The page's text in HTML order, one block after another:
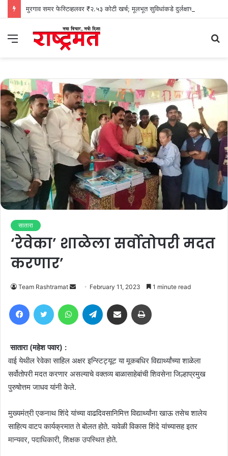
Menu
सातारा
‘रेवेका’ शाळेला सर्वोतोपरी मदत
करणार’
Team Rashtramat
Send
email
February 11, 2023 1 minute read
FacebookTwitter WhatsAppTelegram Share via Email
सातारा (महेश पवार) :
वाई येथील रेवेका साहिल अक्षर इन्स्टिट्यूट या मूकबधिर विद्यार्थ्यांच्या शाळेला
सर्वोतोपरी मदत करणार असल्याचे वक्तव्य बाळासाहेबांची शिवसेना जिल्हाप्रमुख
पुरुषोत्तम जाधव यांनी केले.
मुख्यमंत्री एकनाथ शिंदे यांच्या वाढदिवसानिमित्त विद्यार्थ्यांना खाऊ तसेच शालेय
साहित्य वाटप कार्यक्रमात ते बोलत होते. यावेळी विकास शिंदे यांच्यासह इतर
मान्यवर, पदाधिकारी, शिक्षक उपस्थित होते.